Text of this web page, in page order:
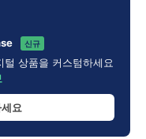
신규
상품을 커스텀하세요
요